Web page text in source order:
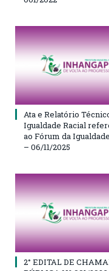
Ata e Relatório
Igualdade Racial
ao Fórum da
– 06/11/2025
2° EDITAL DE